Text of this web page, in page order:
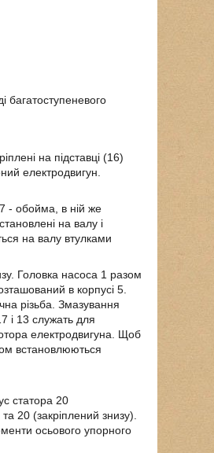
багатоступеневого
на підставці (16)
електродвигун.
- обойма, в ній же
на валу і
на валу втулками
Головка насоса 1 разом
в корпусі 5.
різьба. Змазування
і 13 служать для
електродвигуна. Щоб
встановлюються
статора 20
20 (закріплений знизу).
осьового упорного